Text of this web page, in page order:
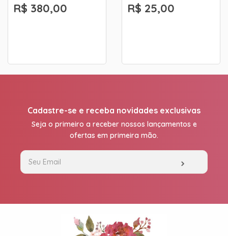
R$ 380,00 R$ 25,00
Cadastre-se e receba novidades exclusivas
Seja o primeiro a receber nossos lançamentos e
ofertas em primeira mão.